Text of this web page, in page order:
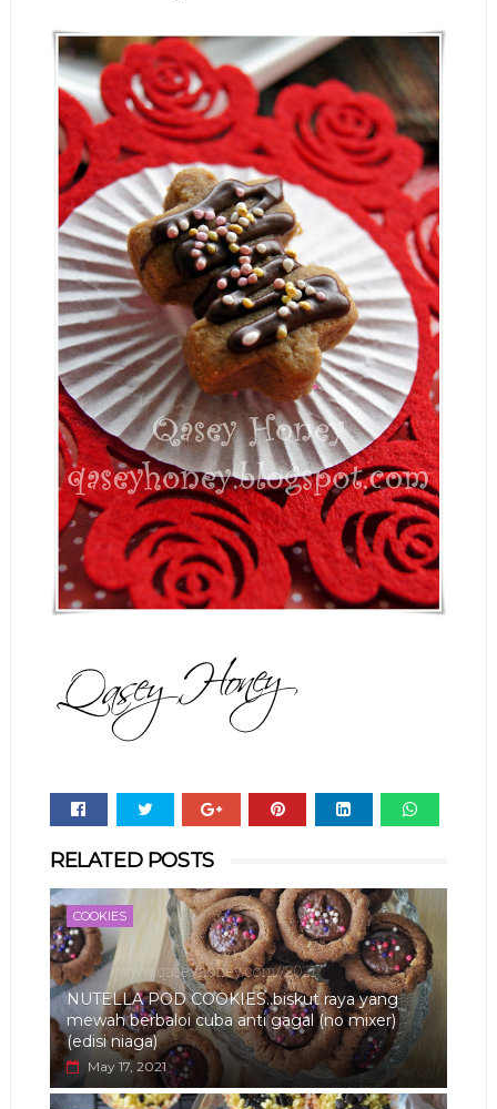
RELATED POSTS
COOKIES
NUTELLA POD COOKIES..biskut raya yang
mewah berbaloi cuba anti gagal (no mixer)
(edisi niaga)
May 17, 2021